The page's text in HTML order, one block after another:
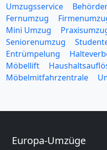
Umzugsservice
Fernumzug
Mini Umzug
Seniorenumzug
Entrümpelung
Möbellift
Möbelmitfahrzentrale
Europa-Umzüge